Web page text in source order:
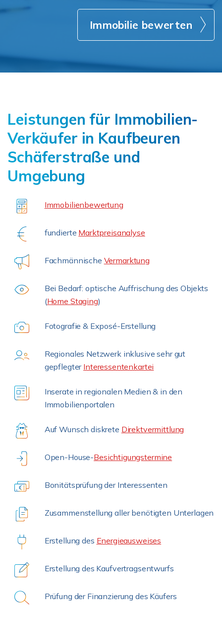
Immobilie bewerten
Leistungen für Immobilien-
Verkäufer in Kaufbeuren
Schäferstraße und
Umgebung
Immobilienbewertung
fundierte Marktpreisanalyse
Fachmännische Vermarktung
Bei Bedarf: optische Auffrischung des Objekts
(Home Staging)
Fotografie & Exposé-Erstellung
Regionales Netzwerk inklusive sehr gut
gepflegter Interessentenkartei
Inserate in regionalen Medien & in den
Immobilienportalen
Auf Wunsch diskrete Direktvermittlung
Open-House-Besichtigungstermine
Bonitätsprüfung der Interessenten
Zusammenstellung aller benötigten Unterlagen
Erstellung des Energieausweises
Erstellung des Kaufvertragsentwurfs
Prüfung der Finanzierung des Käufers